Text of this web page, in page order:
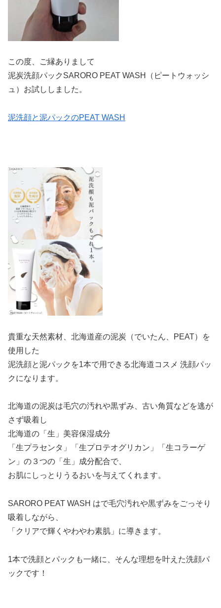
この度、ご縁ありまして
泥炭洗顔パックSARORO PEAT WASH（ピートウォッシ
ュ）お試ししました。
泥洗顔と泥パックのPEAT WASH
貴重な天然素材、北海道産の泥炭（でいたん、PEAT）を
使用した
泥洗顔と泥パックを1本で用できる北海道コスメ 洗顔パッ
クになります。
北海道の泥炭は毛穴の汚れや黒ずみ、古い角質などを逃が
さず吸着し
北海道の「生」美容保湿成分
「生プラセンタ」「生プロテオグリカン」「生コラーゲ
ン」の３つの「生」成分配合で、
お肌にしっとりうるおいを与えてくれます。
SARORO PEAT WASH はで毛穴汚れや黒ずみをごっそり
吸着しながら、
「クリアで輝くやわやわ素肌」に導きます。
1本で洗顔とパックも一緒に、そんな理想を叶えた洗顔パ
ックです！